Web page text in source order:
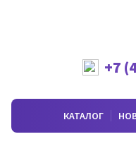
+7
КАТАЛОГ